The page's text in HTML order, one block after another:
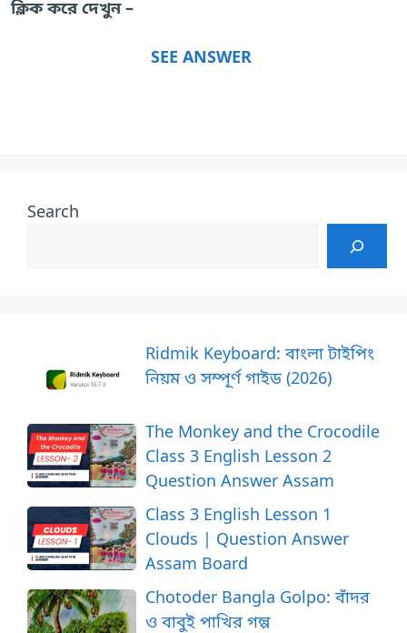
ক্লিক করে দেখুন –
SEE ANSWER
Search
Ridmik Keyboard: বাংলা টাইপিং
নিয়ম ও সম্পূর্ণ গাইড (2026)
The Monkey and the Crocodile
Class 3 English Lesson 2
Question Answer Assam
Class 3 English Lesson 1
Clouds | Question Answer
Assam Board
Chotoder Bangla Golpo: বাঁদর
ও বাবুই পাখির গল্প